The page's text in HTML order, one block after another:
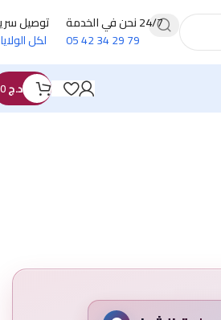
24/7 نحن في الخدمة
79 29 34 42 05
توصيل
لكل
د.ج